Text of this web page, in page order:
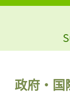
政府・国